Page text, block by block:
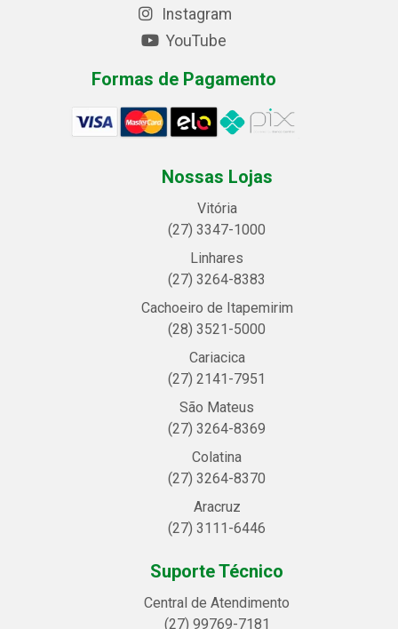
Instagram
YouTube
Formas de Pagamento
Nossas Lojas
Vitória
(27) 3347-1000
Linhares
(27) 3264-8383
Cachoeiro de Itapemirim
(28) 3521-5000
Cariacica
(27) 2141-7951
São Mateus
(27) 3264-8369
Colatina
(27) 3264-8370
Aracruz
(27) 3111-6446
Suporte Técnico
Central de Atendimento
(27) 99769-7181